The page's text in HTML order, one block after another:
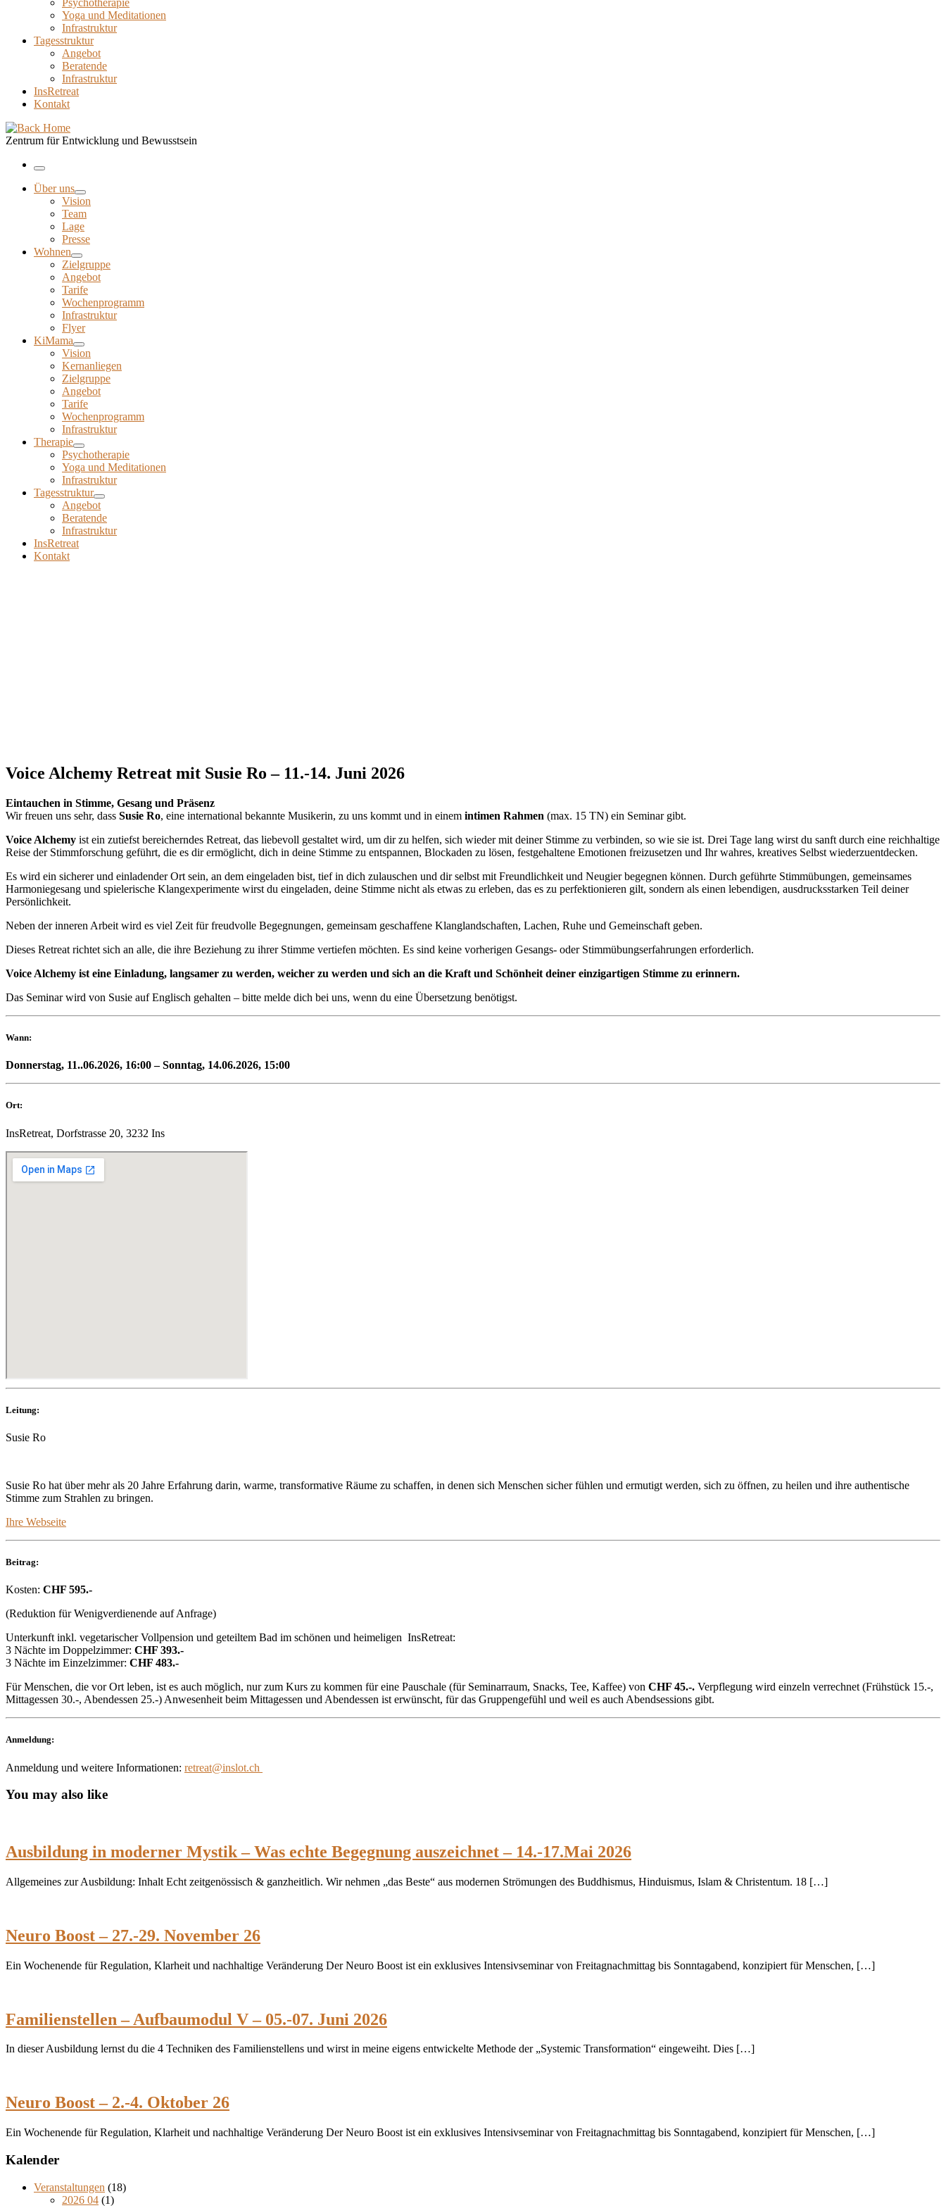
Psychotherapie
Yoga und Meditationen
Infrastruktur
Tagesstruktur
Angebot
Beratende
Infrastruktur
InsRetreat
Kontakt
Zentrum für Entwicklung und Bewusstsein
Menu
Über uns
Vision
Team
Lage
Presse
Wohnen
Zielgruppe
Angebot
Tarife
Wochenprogramm
Infrastruktur
Flyer
KiMama
Vision
Kernanliegen
Zielgruppe
Angebot
Tarife
Wochenprogramm
Infrastruktur
Therapie
Psychotherapie
Yoga und Meditationen
Infrastruktur
Tagesstruktur
Angebot
Beratende
Infrastruktur
InsRetreat
Kontakt
Voice Alchemy Retreat mit Susie Ro – 11.-14. Juni 2026
Eintauchen in Stimme, Gesang und Präsenz
Wir freuen uns sehr, dass Susie Ro, eine international bekannte Musikerin, zu uns kommt und in einem intimen Rahmen (max. 15 TN) ein Seminar gibt.
Voice Alchemy ist ein zutiefst bereicherndes Retreat, das liebevoll gestaltet wird, um dir zu helfen, sich wieder mit deiner Stimme zu verbinden, so wie sie ist. Drei Tage lang wirst du sanft durch eine reichhaltige
Reise der Stimmforschung geführt, die es dir ermöglicht, dich in deine Stimme zu entspannen, Blockaden zu lösen, festgehaltene Emotionen freizusetzen und Ihr wahres, kreatives Selbst wiederzuentdecken.
Es wird ein sicherer und einladender Ort sein, an dem eingeladen bist, tief in dich zulauschen und dir selbst mit Freundlichkeit und Neugier begegnen können. Durch geführte Stimmübungen, gemeinsames
Harmoniegesang und spielerische Klangexperimente wirst du eingeladen, deine Stimme nicht als etwas zu erleben, das es zu perfektionieren gilt, sondern als einen lebendigen, ausdrucksstarken Teil deiner
Persönlichkeit.
Neben der inneren Arbeit wird es viel Zeit für freudvolle Begegnungen, gemeinsam geschaffene Klanglandschaften, Lachen, Ruhe und Gemeinschaft geben.
Dieses Retreat richtet sich an alle, die ihre Beziehung zu ihrer Stimme vertiefen möchten. Es sind keine vorherigen Gesangs- oder Stimmübungserfahrungen erforderlich.
Voice Alchemy ist eine Einladung, langsamer zu werden, weicher zu werden und sich an die Kraft und Schönheit deiner einzigartigen Stimme zu erinnern.
Das Seminar wird von Susie auf Englisch gehalten – bitte melde dich bei uns, wenn du eine Übersetzung benötigst.
Wann:
Donnerstag, 11..06.2026, 16:00 – Sonntag, 14.06.2026, 15:00
Ort:
InsRetreat, Dorfstrasse 20, 3232 Ins
Leitung:
Susie Ro
Susie Ro hat über mehr als 20 Jahre Erfahrung darin, warme, transformative Räume zu schaffen, in denen sich Menschen sicher fühlen und ermutigt werden, sich zu öffnen, zu heilen und ihre authentische
Stimme zum Strahlen zu bringen.
Ihre Webseite
Beitrag:
Kosten: CHF 595.-
(Reduktion für Wenigverdienende auf Anfrage)
Unterkunft inkl. vegetarischer Vollpension und geteiltem Bad im schönen und heimeligen InsRetreat:
3 Nächte im Doppelzimmer: CHF 393.-
3 Nächte im Einzelzimmer: CHF 483.-
Für Menschen, die vor Ort leben, ist es auch möglich, nur zum Kurs zu kommen für eine Pauschale (für Seminarraum, Snacks, Tee, Kaffee) von CHF 45.-. Verpflegung wird einzeln verrechnet (Frühstück 15.-,
Mittagessen 30.-, Abendessen 25.-) Anwesenheit beim Mittagessen und Abendessen ist erwünscht, für das Gruppengefühl und weil es auch Abendsessions gibt.
Anmeldung:
Anmeldung und weitere Informationen: retreat@inslot.ch
You may also like
Ausbildung in moderner Mystik – Was echte Begegnung auszeichnet – 14.-17.Mai 2026
Allgemeines zur Ausbildung: Inhalt Echt zeitgenössisch & ganzheitlich. Wir nehmen „das Beste“ aus modernen Strömungen des Buddhismus, Hinduismus, Islam & Christentum. 18 […]
Neuro Boost – 27.-29. November 26
Ein Wochenende für Regulation, Klarheit und nachhaltige Veränderung Der Neuro Boost ist ein exklusives Intensivseminar von Freitagnachmittag bis Sonntagabend, konzipiert für Menschen, […]
Familienstellen – Aufbaumodul V – 05.-07. Juni 2026
In dieser Ausbildung lernst du die 4 Techniken des Familienstellens und wirst in meine eigens entwickelte Methode der „Systemic Transformation“ eingeweiht. Dies […]
Neuro Boost – 2.-4. Oktober 26
Ein Wochenende für Regulation, Klarheit und nachhaltige Veränderung Der Neuro Boost ist ein exklusives Intensivseminar von Freitagnachmittag bis Sonntagabend, konzipiert für Menschen, […]
Kalender
Veranstaltungen (18)
2026 04 (1)